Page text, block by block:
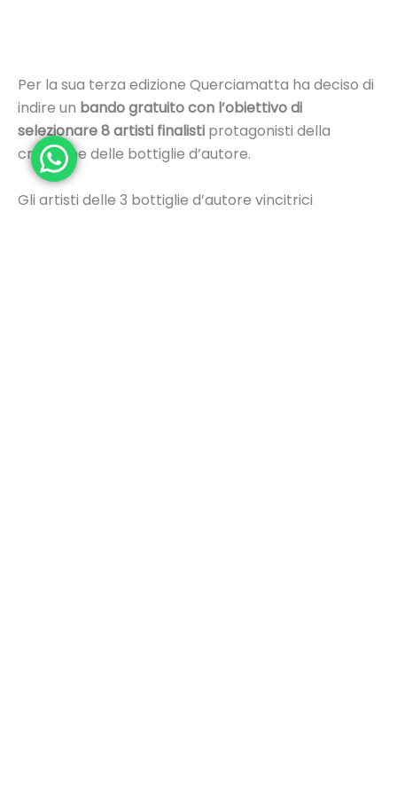
Per la sua terza edizione Querciamatta ha deciso di
indire un bando gratuito con l’obiettivo di
selezionare 8 artisti finalisti protagonisti della
creazione delle bottiglie d’autore.
Gli artisti delle 3 bottiglie d’autore vincitrici